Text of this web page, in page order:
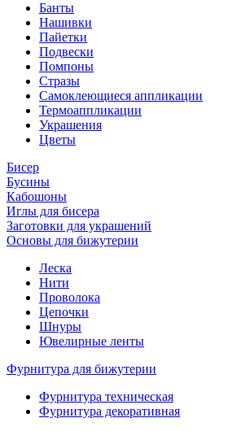
Банты
Нашивки
Пайетки
Подвески
Помпоны
Стразы
Самоклеющиеся аппликации
Термоаппликации
Украшения
Цветы
Бисер
Бусины
Кабошоны
Иглы для бисера
Заготовки для украшений
Основы для бижутерии
Леска
Нити
Проволока
Цепочки
Шнуры
Ювелирные ленты
Фурнитура для бижутерии
Фурнитура техническая
Фурнитура декоративная